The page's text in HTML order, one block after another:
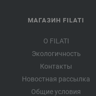
МАГАЗИН FILATI
О FILATI
Экологичность
Контакты
Новостная рассылка
Общие условия